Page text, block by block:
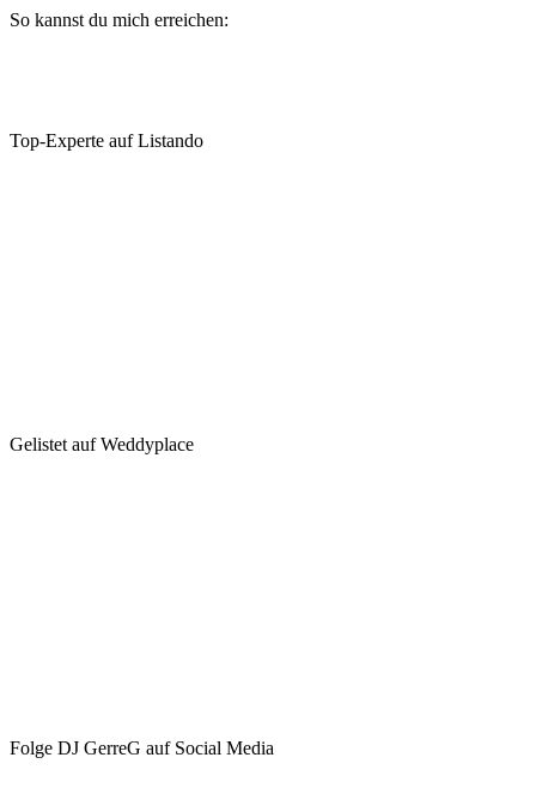
So kannst du mich erreichen:
Top-Experte auf Listando
Gelistet auf Weddyplace
Folge DJ GerreG auf Social Media